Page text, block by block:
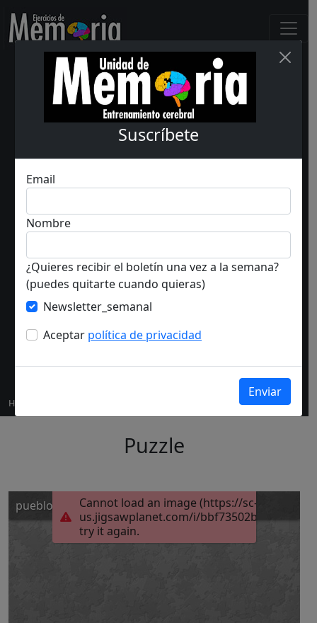
Home
Puzzle
Suscríbete
Email
Nombre
¿Quieres recibir el boletín una vez a la semana?
(puedes quitarte cuando quieras)
Newsletter_semanal
Aceptar política de privacidad